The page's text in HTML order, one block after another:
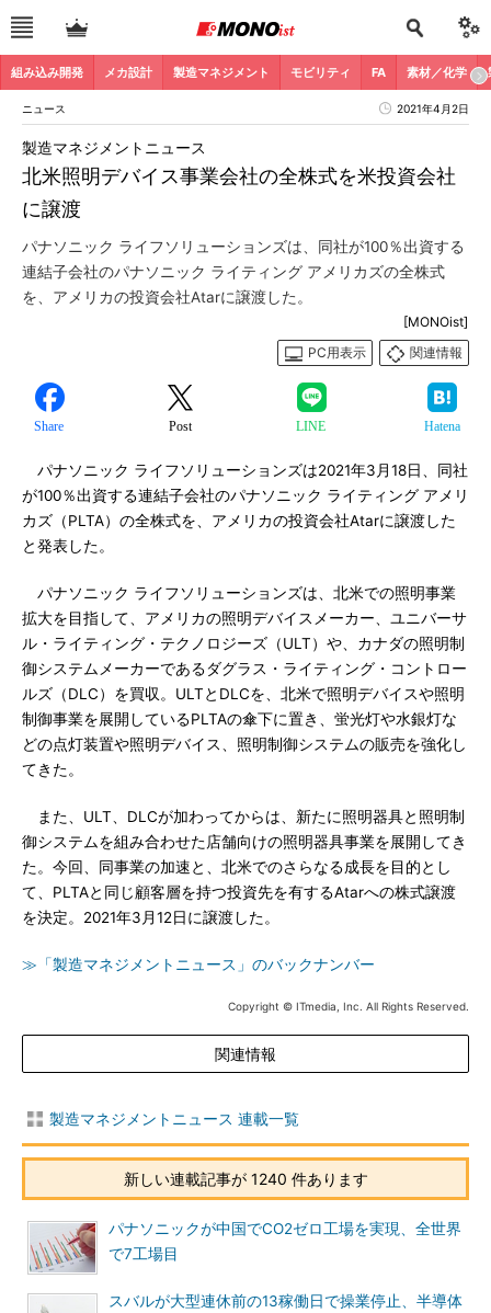
組み込み開発 メカ設計 製造マネジメント モビリティ FA 素材／化学
ニュース 2021年4月2日
北米照明デバイス事業会社の全株式を米投資会社
に譲渡
製造マネジメントニュース
パナソニック ライフソリューションズは、同社が100％出資する
連結子会社のパナソニック ライティング アメリカズの全株式
を、アメリカの投資会社Atarに譲渡した。
[MONOist]
PC用表示
関連情報
Share Post LINE Hatena
パナソニック ライフソリューションズは2021年3月18日、同社
が100％出資する連結子会社のパナソニック ライティング アメリ
カズ（PLTA）の全株式を、アメリカの投資会社Atarに譲渡した
と発表した。
パナソニック ライフソリューションズは、北米での照明事業
拡大を目指して、アメリカの照明デバイスメーカー、ユニバーサ
ル・ライティング・テクノロジーズ（ULT）や、カナダの照明制
御システムメーカーであるダグラス・ライティング・コントロー
ルズ（DLC）を買収。ULTとDLCを、北米で照明デバイスや照明
制御事業を展開しているPLTAの傘下に置き、蛍光灯や水銀灯な
どの点灯装置や照明デバイス、照明制御システムの販売を強化し
てきた。
また、ULT、DLCが加わってからは、新たに照明器具と照明制
御システムを組み合わせた店舗向けの照明器具事業を展開してき
た。今回、同事業の加速と、北米でのさらなる成長を目的とし
て、PLTAと同じ顧客層を持つ投資先を有するAtarへの株式譲渡
を決定。2021年3月12日に譲渡した。
≫「製造マネジメントニュース」のバックナンバー
Copyright © ITmedia, Inc. All Rights Reserved.
関連情報
製造マネジメントニュース 連載一覧
新しい連載記事が 1240 件あります
パナソニックが中国でCO2ゼロ工場を実現、全世界
で7工場目
スバルが大型連休前の13稼働日で操業停止、半導体